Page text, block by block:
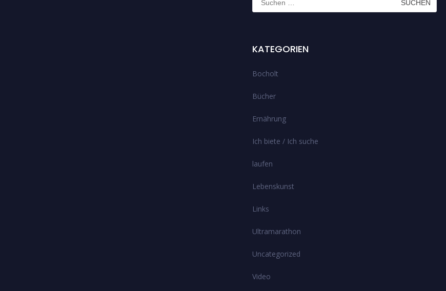
nach:
KATEGORIEN
Bocholt
Bücher
Ernährung
Ich biete / Ich suche
laufen
Lebenskunst
Links
Ultramarathon
Uncategorized
Video